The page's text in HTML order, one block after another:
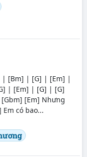
| [Bm] | [G] | [Em] |
| [Em] | [G] | [G]
[Em] Nhưng
có bao...